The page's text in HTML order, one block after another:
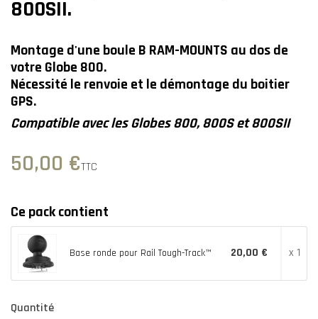
800SII.
Montage d'une boule B RAM-MOUNTS au dos de
votre Globe 800.
Nécessité le renvoie et le démontage du boitier
GPS.
Compatible avec les Globes 800, 800S et 800SII
50,00 €TTC
Ce pack contient
Base ronde pour Rail Tough-Track™ 20,00 € x 1
Quantité